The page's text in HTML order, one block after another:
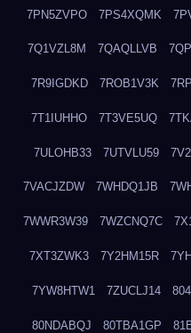
7PN5ZVPO 7PS4XQMK
7Q1VZL8M 7QAQLLVB
7R9IGDKD 7ROB1V3K
7T1IUHHO 7T3VE5UQ
7ULOHB33 7UTVLU59
7VACJZDW 7WHDQ1JB
7WWR3W39 7WZCNQ7C
7XT3ZWK3 7Y2HM15R
7YW8HTW1 7ZUCLJ14
80NDABQJ 80TBA1GP